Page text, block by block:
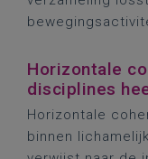
Horizontale
disciplines
Horizontale
binnen